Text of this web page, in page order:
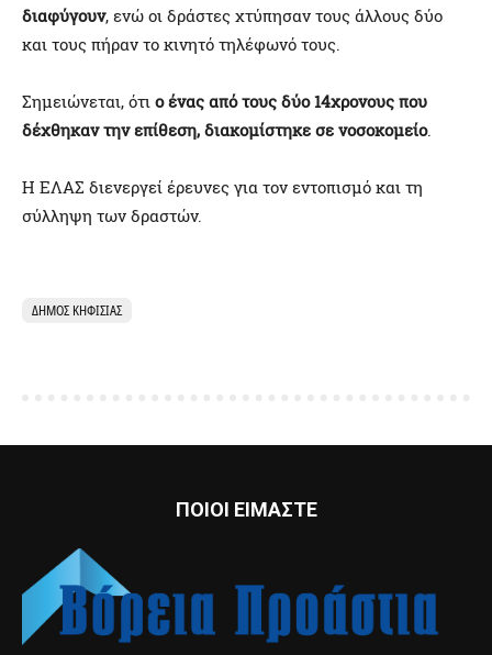
διαφύγουν, ενώ οι δράστες χτύπησαν τους άλλους δύο
και τους πήραν το κινητό τηλέφωνό τους.
Σημειώνεται, ότι ο ένας από τους δύο 14χρονους που
δέχθηκαν την επίθεση, διακομίστηκε σε νοσοκομείο.
Η ΕΛΑΣ διενεργεί έρευνες για τον εντοπισμό και τη
σύλληψη των δραστών.
ΔΉΜΟΣ ΚΗΦΙΣΙΆΣ
ΠΟΙΟΙ ΕΙΜΑΣΤΕ